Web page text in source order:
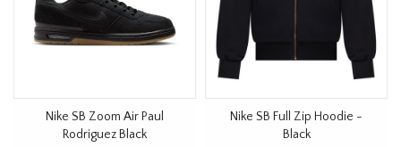
Nike SB Zoom Air Paul
Rodriguez Black
Nike SB Full Zip Hoodie -
Black